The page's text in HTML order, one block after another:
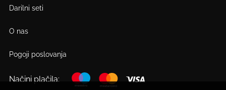
Darilni seti
O nas
Pogoji poslovanja
Načini plačila: